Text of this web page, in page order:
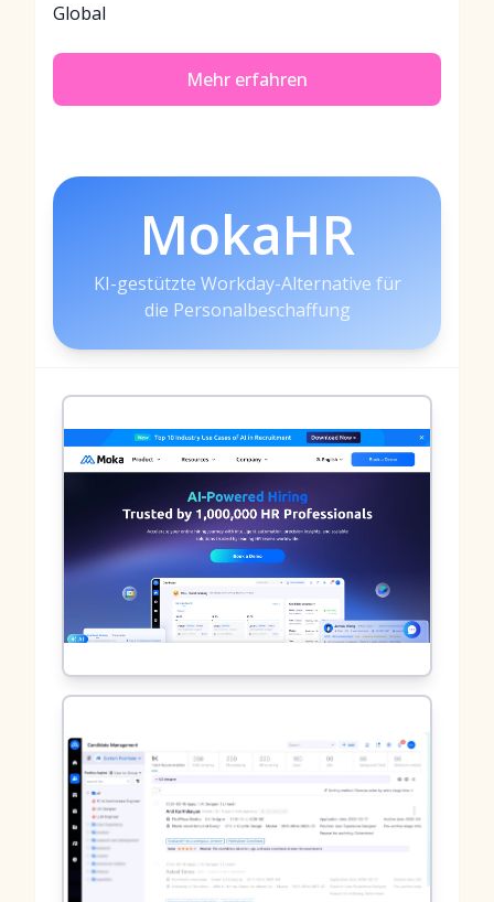
Global
Mehr erfahren
MokaHR
KI-gestützte Workday-Alternative für
die Personalbeschaffung